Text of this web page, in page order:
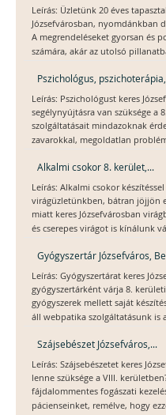
Leírás: Üzletünk 20 éves
Józsefvárosban, nyomdánkban
A megrendeléseket gyorsan és
számára, akár az utolsó
Pszichológus,
Leírás: Pszichológust keres
segélynyújtásra van szüksége a
szolgáltatásait mindazoknak
zavarokkal, megoldatlan
Alkalmi csokor 8. kerület,...
Leírás: Alkalmi csokor
virágüzletünkben, bátran jöjjön
miatt keres Józsefvárosban
és cserepes virágot is kínálunk
Gyógyszertár Józsefváros,
Leírás: Gyógyszertárat keres
gyógyszertárként várja 8.
gyógyszerek mellett saját
áll webpatika szolgáltatásunk is
Szájsebészet Józsefváros,...
Leírás: Szájsebészetet keres
lenne szüksége a VIII.
fájdalommentes fogászati
pácienseinket, remélve, hogy